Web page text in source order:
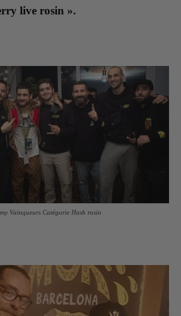
live rosin ».
Vainqueurs Catégorie Hash rosin